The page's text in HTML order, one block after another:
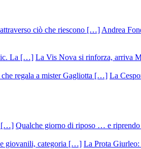
Andrea
La Vis Nova si rinforza, arriva
La
Qualche giorno di riposo … e riprendo
La Prota